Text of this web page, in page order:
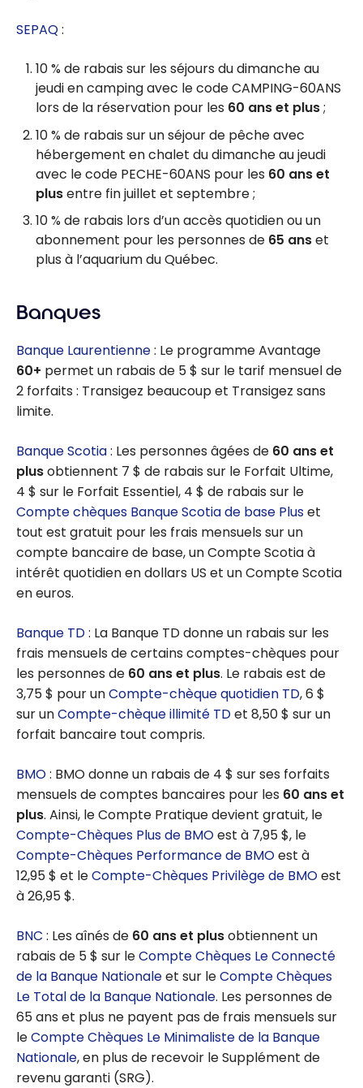
SEPAQ:
10 % de rabais sur les séjours du dimanche au
jeudi en camping avec le code CAMPING-60ANS
lors de la réservation pour les 60 ans et plus;
10 % de rabais sur un séjour de pêche avec
hébergement en chalet du dimanche au jeudi
avec le code PECHE-60ANS pour les 60 ans et
plusentre fin juillet et septembre ;
10 % de rabais lors d’un accès quotidien ou un
abonnement pour les personnes de 65 anset
plus à l’aquarium du Québec.
Banques
Banque Laurentienne: Le programme Avantage
60+ permet un rabais de 5 $ sur le tarif mensuel de
2 forfaits : Transigez beaucoup et Transigez sans
limite.
Banque Scotia: Les personnes âgées de 60 ans et
plusobtiennent 7 $ de rabais sur le Forfait Ultime,
4 $ sur le Forfait Essentiel, 4 $ de rabais sur le
Compte chèques Banque Scotia de base Pluset
tout est gratuit pour les frais mensuels sur un
compte bancaire de base, un Compte Scotia à
intérêt quotidien en dollars US et un Compte Scotia
en euros.
Banque TD: La Banque TD donne un rabais sur les
frais mensuels de certains comptes-chèques pour
les personnes de 60 ans et plus. Le rabais est de
3,75 $ pour unCompte-chèque quotidien TD, 6 $
sur unCompte-chèque illimité TDet 8,50 $ sur un
forfait bancaire tout compris.
BMO: BMO donne un rabais de 4 $ sur ses forfaits
mensuels de comptes bancaires pour les 60 ans et
plus. Ainsi, le Compte Pratique devient gratuit, le
Compte-Chèques Plus de BMOest à 7,95 $, le
Compte-Chèques Performance de BMOest à
12,95 $ et leCompte-Chèques Privilège de BMOest
à 26,95 $.
BNC : Les aînés de 60 ans et plusobtiennent un
rabais de 5 $ sur leCompte Chèques Le Connecté
de la Banque Nationaleet sur leCompte Chèques
Le Total de la Banque Nationale. Les personnes de
65 ans et plus ne payent pas de frais mensuels sur
leCompte Chèques Le Minimaliste de la Banque
Nationale, en plus de recevoir le Supplément de
revenu garanti (SRG).